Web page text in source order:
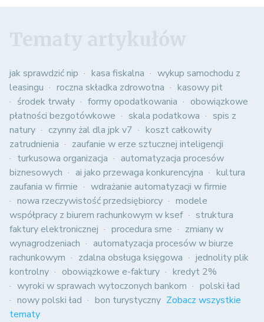
jak sprawdzić nip kasa fiskalna
wykup samochodu z
leasingu
roczna składka zdrowotna
kasowy pit
środek trwały
formy opodatkowania
obowiązkowe
płatności bezgotówkowe
skala podatkowa
spis z
natury
czynny żal dla jpk v7
koszt całkowity
zatrudnienia
zaufanie w erze sztucznej inteligencji
turkusowa organizacja
automatyzacja procesów
biznesowych
ai jako przewaga konkurencyjna
kultura
zaufania w firmie
wdrażanie automatyzacji w firmie
nowa rzeczywistość przedsiębiorcy
modele
współpracy z biurem rachunkowym w ksef
struktura
faktury elektronicznej
procedura sme
zmiany w
wynagrodzeniach
automatyzacja procesów w biurze
rachunkowym
zdalna obsługa księgowa
jednolity plik
kontrolny
obowiązkowe e-faktury
kredyt 2%
wyroki w sprawach wytoczonych bankom
polski ład
nowy polski ład
bon turystyczny Zobacz wszystkie
tematy